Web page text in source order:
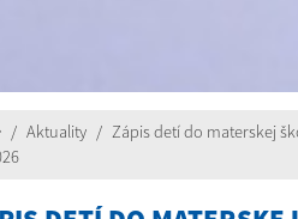
Aktuality
Zápis detí do materskej